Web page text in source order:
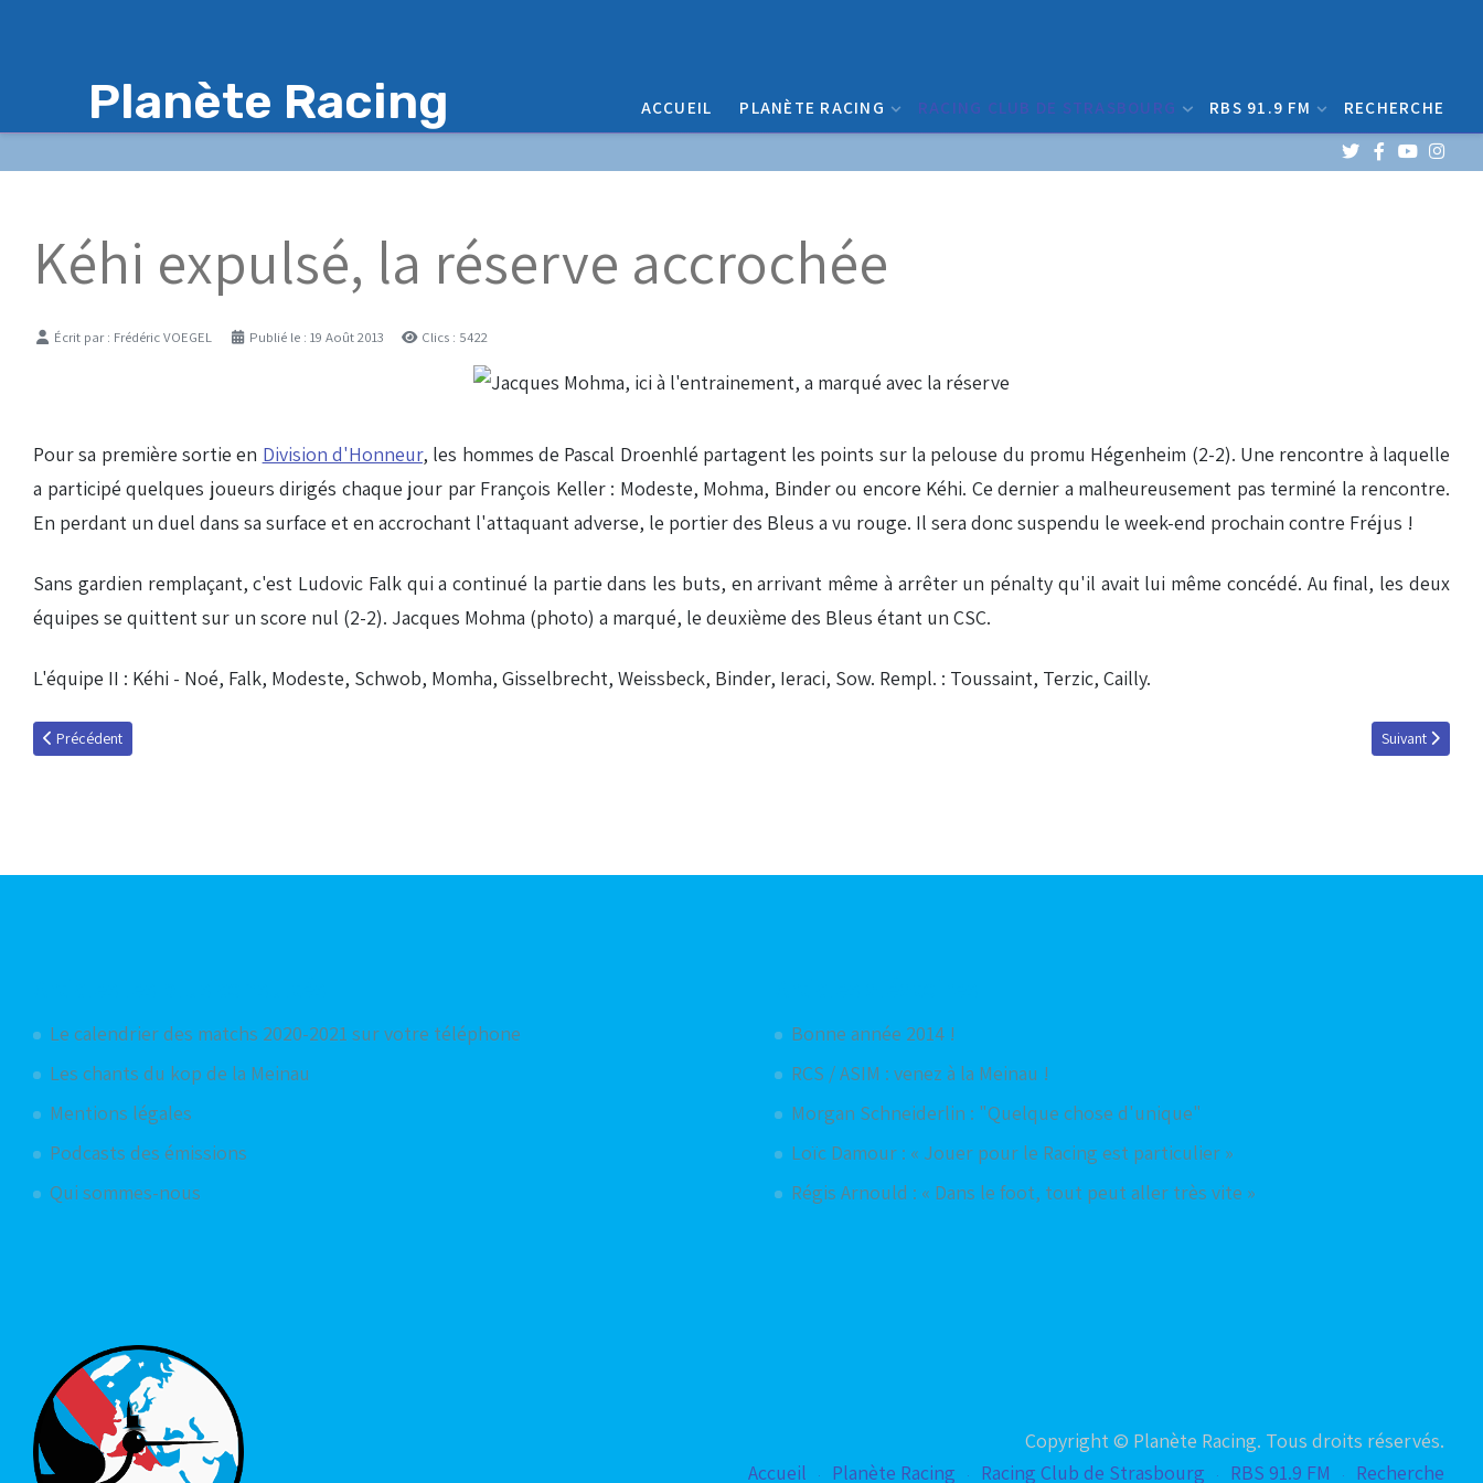
Planète Racing ACCUEIL PLANÈTE RACING RACING CLUB DE STRASBOURG RBS 91.9 FM RECHERCHE
Kéhi expulsé, la réserve accrochée
DétailsÉcrit par : Frédéric VOEGEL Publié le : 19 Août 2013 Clics : 5422
Pour sa première sortie en Division d'Honneur, les hommes de Pascal Droenhlé partagent les points sur la pelouse du promu Hégenheim (2-2). Une rencontre à laquelle
a participé quelques joueurs dirigés chaque jour par François Keller : Modeste, Mohma, Binder ou encore Kéhi. Ce dernier a malheureusement pas terminé la rencontre.
En perdant un duel dans sa surface et en accrochant l'attaquant adverse, le portier des Bleus a vu rouge. Il sera donc suspendu le week-end prochain contre Fréjus !
Sans gardien remplaçant, c'est Ludovic Falk qui a continué la partie dans les buts, en arrivant même à arrêter un pénalty qu'il avait lui même concédé. Au final, les deux
équipes se quittent sur un score nul (2-2). Jacques Mohma (photo) a marqué, le deuxième des Bleus étant un CSC.
L'équipe II : Kéhi - Noé, Falk, Modeste, Schwob, Momha, Gisselbrecht, Weissbeck, Binder, Ieraci, Sow. Rempl. : Toussaint, Terzic, Cailly.
Article précédent : Le premier accroc
Précédent Article suivant
Suivant
Le calendrier des matchs 2020-2021 sur votre téléphone
Les chants du kop de la Meinau
Mentions légales
Podcasts des émissions
Qui sommes-nous
Bonne année 2014 !
RCS / ASIM : venez à la Meinau !
Morgan Schneiderlin : "Quelque chose d'unique"
Loïc Damour : « Jouer pour le Racing est particulier »
Régis Arnould : « Dans le foot, tout peut aller très vite »
Copyright © Planète Racing. Tous droits réservés.
Accueil
Planète Racing Racing Club de Strasbourg RBS 91.9 FM Recherche